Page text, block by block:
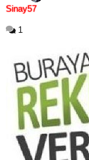
Sinay57
1